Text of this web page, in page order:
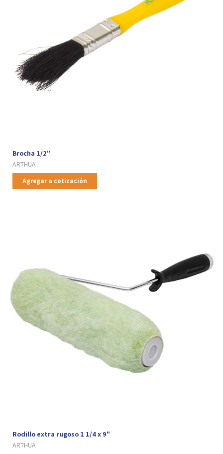
Brocha 1/2"
ARTHUA
Agregar a cotización
Rodillo extra rugoso 1 1/4 x 9"
ARTHUA